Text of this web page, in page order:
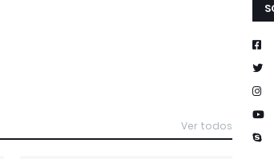
Ver todos